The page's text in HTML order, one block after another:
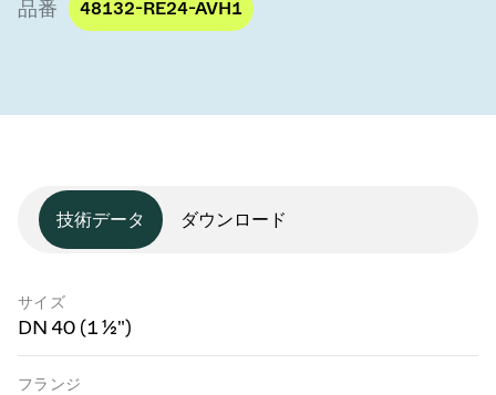
真空バルブ技術
品番 48132-RE24-AVH1
技術データ ダウンロード
サイズ
DN 40 (1 ½")
フランジ